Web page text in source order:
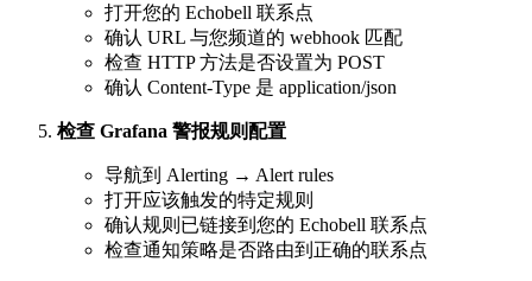
打开您的 Echobell 联系点
确认 URL 与您频道的 webhook 匹配
检查 HTTP 方法是否设置为 POST
确认 Content-Type 是 application/json
检查 Grafana 警报规则配置
导航到 Alerting → Alert rules
打开应该触发的特定规则
确认规则已链接到您的 Echobell 联系点
检查通知策略是否路由到正确的联系点